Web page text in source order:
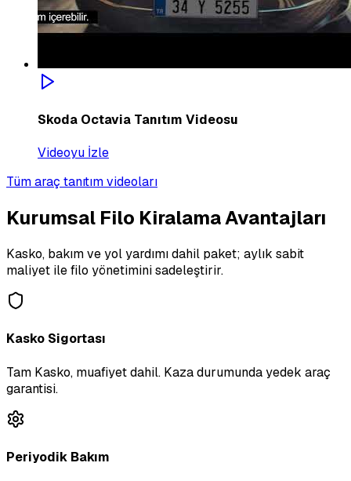
Skoda Octavia Tanıtım Videosu
Videoyu İzle
Tüm araç tanıtım videoları
Kurumsal Filo Kiralama Avantajları
Kasko, bakım ve yol yardımı dahil paket; aylık sabit
maliyet ile filo yönetimini sadeleştirir.
Kasko Sigortası
Tam Kasko, muafiyet dahil. Kaza durumunda yedek araç
garantisi.
Periyodik Bakım